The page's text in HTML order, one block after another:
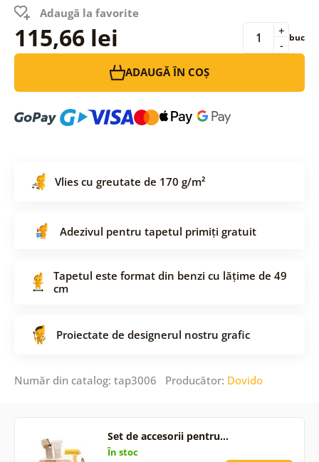
Adaugă la favorite
115,66 lei -
+ buc
ADAUGĂ ÎN COȘ
Vlies cu greutate de 170 g/m²
Adezivul pentru tapetul primiți gratuit
Tapetul este format din benzi cu lățime de 49
cm
Proiectate de designerul nostru grafic
Număr din catalog: tap3006 Producător: Dovido
Set de accesorii pentru…
În stoc